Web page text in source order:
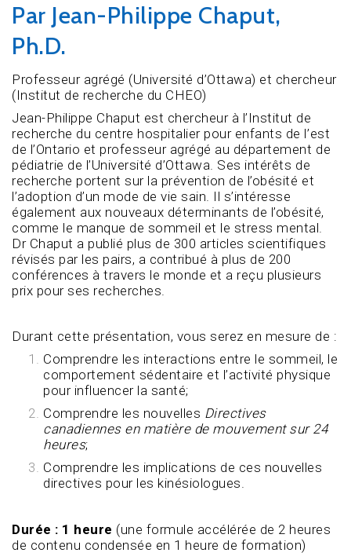
Par Jean-Philippe Chaput,
Ph.D.
Professeur agrégé (Université d’Ottawa) et chercheur
(Institut de recherche du CHEO)
Jean-Philippe Chaput est chercheur à l’Institut de
recherche du centre hospitalier pour enfants de l’est
de l’Ontario et professeur agrégé au département de
pédiatrie de l’Université d’Ottawa. Ses intérêts de
recherche portent sur la prévention de l’obésité et
l’adoption d’un mode de vie sain. Il s’intéresse
également aux nouveaux déterminants de l’obésité,
comme le manque de sommeil et le stress mental.
Dr Chaput a publié plus de 300 articles scientifiques
révisés par les pairs, a contribué à plus de 200
conférences à travers le monde et a reçu plusieurs
prix pour ses recherches.
Durant cette présentation, vous serez en mesure de :
Comprendre les interactions entre le sommeil, le
comportement sédentaire et l’activité physique
pour influencer la santé;
Comprendre les nouvelles Directives
canadiennes en matière de mouvement sur 24
heures;
Comprendre les implications de ces nouvelles
directives pour les kinésiologues.
Durée : 1 heure (une formule accélérée de 2 heures
de contenu condensée en 1 heure de formation)